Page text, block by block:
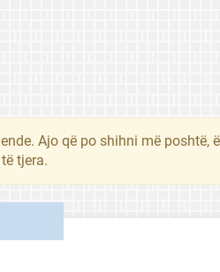
Ajo që po shihni më
tjera.